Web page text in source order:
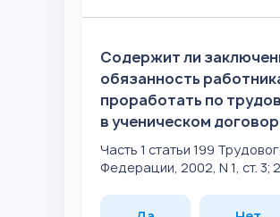
Содержит ли
обязанность
проработать по
в ученическом
Часть 1 статьи 199
Федерации, 2002, N 1, ст. 3;